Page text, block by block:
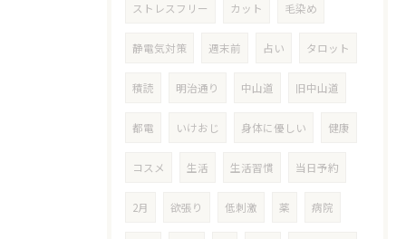
ストレスフリー カット 毛染め
静電気対策 週末前 占い タロット
積読 明治通り 中山道 旧中山道
都電 いけおじ 身体に優しい 健康
コスメ 生活 生活習慣 当日予約
2月 欲張り 低刺激 薬 病院